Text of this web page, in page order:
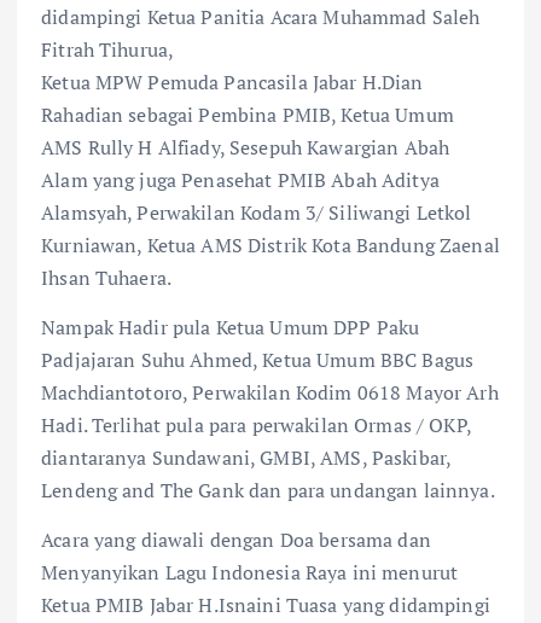
didampingi Ketua Panitia Acara Muhammad Saleh
Fitrah Tihurua,
Ketua MPW Pemuda Pancasila Jabar H.Dian
Rahadian sebagai Pembina PMIB, Ketua Umum
AMS Rully H Alfiady, Sesepuh Kawargian Abah
Alam yang juga Penasehat PMIB Abah Aditya
Alamsyah, Perwakilan Kodam 3/ Siliwangi Letkol
Kurniawan, Ketua AMS Distrik Kota Bandung Zaenal
Ihsan Tuhaera.
Nampak Hadir pula Ketua Umum DPP Paku
Padjajaran Suhu Ahmed, Ketua Umum BBC Bagus
Machdiantotoro, Perwakilan Kodim 0618 Mayor Arh
Hadi. Terlihat pula para perwakilan Ormas / OKP,
diantaranya Sundawani, GMBI, AMS, Paskibar,
Lendeng and The Gank dan para undangan lainnya.
Acara yang diawali dengan Doa bersama dan
Menyanyikan Lagu Indonesia Raya ini menurut
Ketua PMIB Jabar H.Isnaini Tuasa yang didampingi